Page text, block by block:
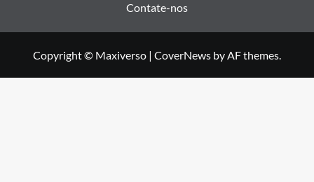
Contate-nos
Copyright © Maxiverso | CoverNews by AF themes.